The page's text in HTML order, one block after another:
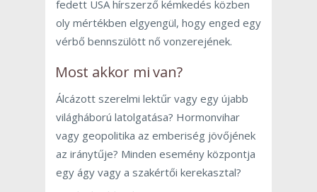
fedett USA hírszerző kémkedés közben
oly mértékben elgyengül, hogy enged egy
vérbő bennszülött nő vonzerejének.
Most akkor mi van?
Álcázott szerelmi lektűr vagy egy újabb
világháború latolgatása? Hormonvihar
vagy geopolitika az emberiség jövőjének
az iránytűje? Minden esemény központja
egy ágy vagy a szakértői kerekasztal?